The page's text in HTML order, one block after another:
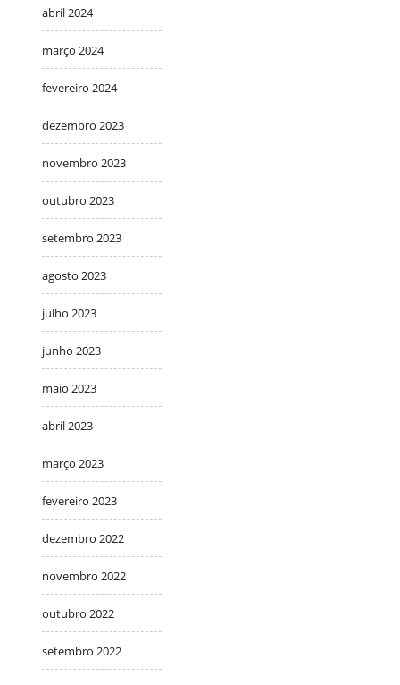
abril 2024
março 2024
fevereiro 2024
dezembro 2023
novembro 2023
outubro 2023
setembro 2023
agosto 2023
julho 2023
junho 2023
maio 2023
abril 2023
março 2023
fevereiro 2023
dezembro 2022
novembro 2022
outubro 2022
setembro 2022